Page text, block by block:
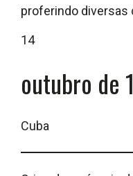
proferindo diversas
14
outubro de
Cuba